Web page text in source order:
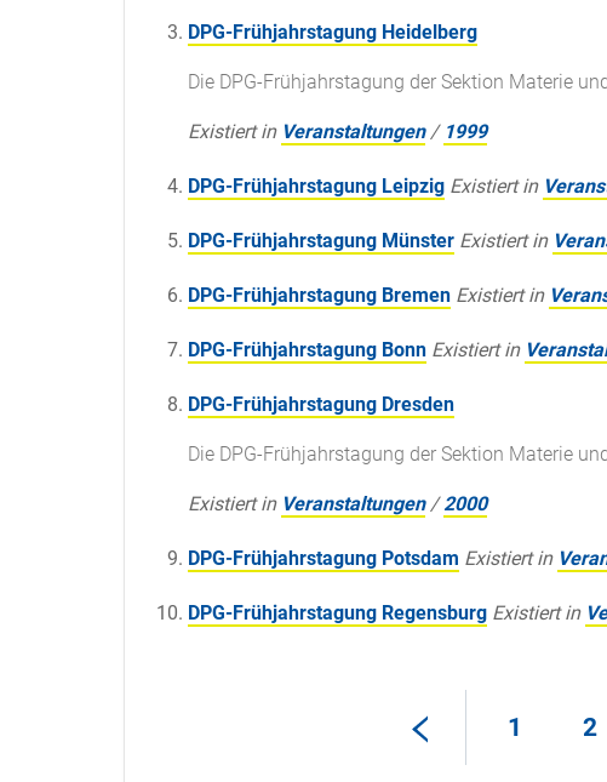
DPG-Frühjahrstagung Heidelberg
Die DPG-Frühjahrstagung der Sektion Materie
Existiert in Veranstaltungen / 1999
DPG-Frühjahrstagung Leipzig Existiert in
DPG-Frühjahrstagung Münster Existiert in
DPG-Frühjahrstagung Bremen Existiert in
DPG-Frühjahrstagung Bonn Existiert in
DPG-Frühjahrstagung Dresden
Die DPG-Frühjahrstagung der Sektion Materie
Existiert in Veranstaltungen /2000
DPG-Frühjahrstagung Potsdam Existiert in
DPG-Frühjahrstagung Regensburg Existiert in
1 2